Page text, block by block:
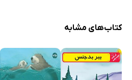
کتاب‌های مشابه